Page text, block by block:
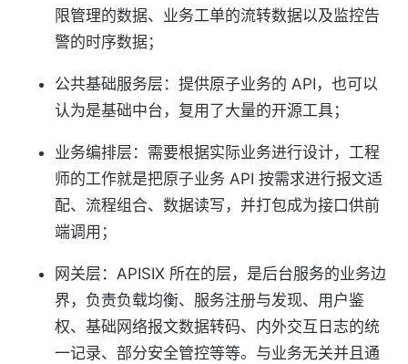
限管理的数据、业务工单的流转数据以及监控告
警的时序数据；
公共基础服务层：提供原子业务的 API，也可以
认为是基础中台，复用了大量的开源工具；
业务编排层：需要根据实际业务进行设计，工程
师的工作就是把原子业务 API 按需求进行报文适
配、流程组合、数据读写，并打包成为接口供前
端调用；
网关层：APISIX 所在的层，是后台服务的业务边
界，负责负载均衡、服务注册与发现、用户鉴
权、基础网络报文数据转码、内外交互日志的统
一记录、部分安全管控等等。与业务无关并且通